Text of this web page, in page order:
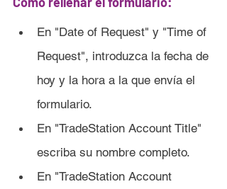
En "Date of Request" y "Time of
Request", introduzca la fecha de
hoy y la hora a la que envía el
formulario.
En "TradeStation Account Title"
escriba su nombre completo.
En "TradeStation Account